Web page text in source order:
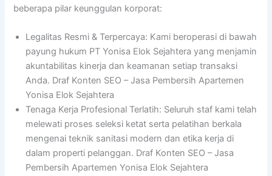
beberapa pilar keunggulan korporat:
Legalitas Resmi & Terpercaya: Kami beroperasi di bawah
payung hukum PT Yonisa Elok Sejahtera yang menjamin
akuntabilitas kinerja dan keamanan setiap transaksi
Anda. Draf Konten SEO – Jasa Pembersih Apartemen
Yonisa Elok Sejahtera
Tenaga Kerja Profesional Terlatih: Seluruh staf kami telah
melewati proses seleksi ketat serta pelatihan berkala
mengenai teknik sanitasi modern dan etika kerja di
dalam properti pelanggan. Draf Konten SEO – Jasa
Pembersih Apartemen Yonisa Elok Sejahtera